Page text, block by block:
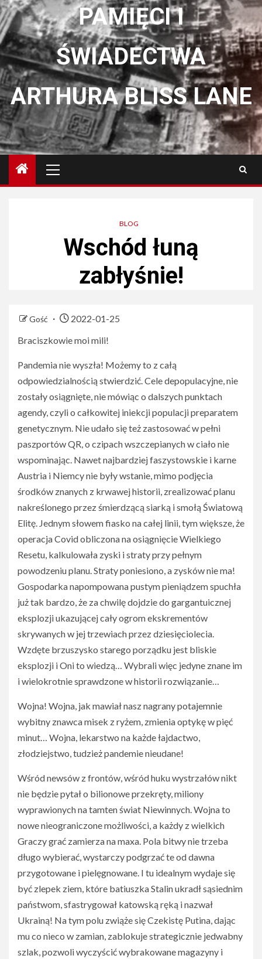
PAMIĘCI I
ŚWIADECTWA
ARTHURA BLISS LANE
główne
BLOG
Wschód łuną
zabłyśnie!
Gość
2022-01-25
Braciszkowie moi mili!
Pandemia nie wyszła! Możemy to z całą
odpowiedzialnością stwierdzić. Cele depopulacyjne, nie
zostały osiągnięte, nie mówiąc o dalszych punktach
agendy, czyli o całkowitej iniekcji populacji preparatem
genetycznym. Nie udało się też zastosować w pełni
paszportów QR, o czipach wszczepianych w ciało nie
wspominając. Nawet najbardziej faszystowskie i karne
Austria i Niemcy nie były wstanie, mimo podjęcia
środków znanych z krwawej historii, zrealizować planu
nakreślonego przez śmierdzącą siarką i smołą Światową
Elitę. Jednym słowem fiasko na całej linii, tym większe, że
operacja Covid obliczona na osiągnięcie Wielkiego
Resetu, kalkulowała zyski i straty przy pełnym
powodzeniu planu. Straty poniesiono, a zysków nie ma!
Gospodarka napompowana pustym pieniądzem spuchła
już tak bardzo, że za chwilę dojdzie do gargantuicznej
eksplozji ukazującej cały ogrom ekskrementów
skrywanych w jej trzewiach przez dziesięciolecia.
Wzdęte brzuszysko starego porządku jest bliskie
eksplozji i Oni to wiedzą… Wybrali więc jedyne znane im
i wielokrotnie sprawdzone w historii rozwiązanie…
Wojna! Wojna, jak mawiał nasz nagrany potajemnie
wybitny znawca misek z ryżem, zmienia optykę w pięć
minut… Wojna, lekarstwo na każde łajdactwo,
złodziejstwo, tudzież pandemie nieudane!
Wśród newsów z frontów, wśród huku wystrzałów nikt
nie będzie pytał o bilionowe przekręty, miliony
wyprawionych na tamten świat Niewinnych. Wojna to
nowe nieograniczone możliwości, a każdy z wielkich
Graczy grać zamierza na maxa. Pola bitwy nie trzeba
długo wybierać, wystarczy podgrzać te od dawna
przygotowane i pielęgnowane. I tu idealnym wydaje się
być zlepek ziem, które batiuszka Stalin ukradł sąsiednim
państwom, sfastrygował katowską ręką i nazwał
Ukrainą! Na tym polu zwiąże się Czekistę Putina, dając
mu co nieco w zamian, zablokuje strategicznie jedwabny
szlak, pozwoli wyczyścić wybrakowane magazyny i